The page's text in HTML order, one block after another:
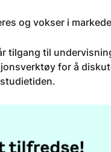
og vokser i
tilgang til
for å